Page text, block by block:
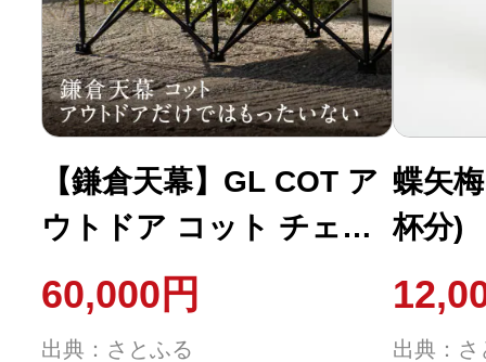
【鎌倉天幕】GL COT ア
ウトドア コット チェア
ベンチ 折り畳み式簡易ベ
ッド KTM-CTSF
60,000円
出典：さとふる
蝶矢
杯分)
い糖
出典：さ